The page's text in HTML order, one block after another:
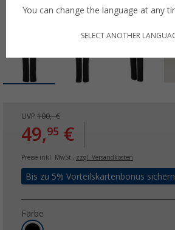
UVP 100,- €
49,95 €
Preise inkl. MwSt., zzgl. Versandkosten
Bis zu 5% Vorteilskartenbonus sichern
Farbe
You can change the language at any
SELECT ANOTHER